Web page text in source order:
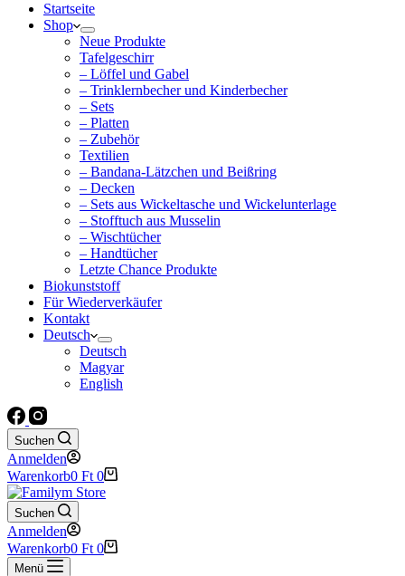
Startseite
Shop
Neue Produkte
Tafelgeschirr
– Löffel und Gabel
– Trinklernbecher und Kinderbecher
– Sets
– Platten
– Zubehör
Textilien
– Bandana-Lätzchen und Beißring
– Decken
– Sets aus Wickeltasche und Wickelunterlage
– Stofftuch aus Musselin
– Wischtücher
– Handtücher
Letzte Chance Produkte
Biokunststoff
Für Wiederverkäufer
Kontakt
Deutsch
Deutsch
Magyar
English
Suchen
Anmelden
Warenkorb0 Ft 0
Suchen
Anmelden
Warenkorb0 Ft 0
Menü